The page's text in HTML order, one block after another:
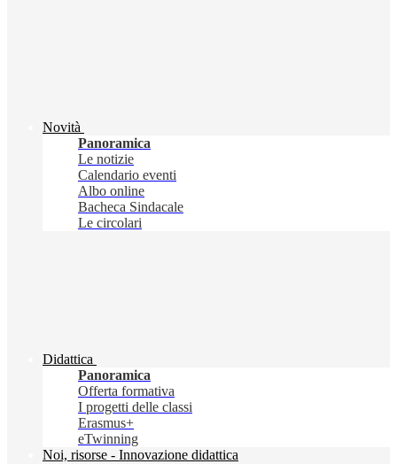
Novità
Panoramica
Le notizie
Calendario eventi
Albo online
Bacheca Sindacale
Le circolari
Didattica
Panoramica
Offerta formativa
I progetti delle classi
Erasmus+
eTwinning
Noi, risorse - Innovazione didattica